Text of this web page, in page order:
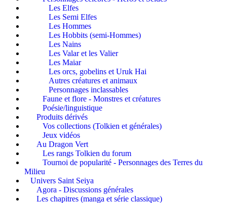
Les Elfes
Les Semi Elfes
Les Hommes
Les Hobbits (semi-Hommes)
Les Nains
Les Valar et les Valier
Les Maiar
Les orcs, gobelins et Uruk Hai
Autres créatures et animaux
Personnages inclassables
Faune et flore - Monstres et créatures
Poésie/linguistique
Produits dérivés
Vos collections (Tolkien et générales)
Jeux vidéos
Au Dragon Vert
Les rangs Tolkien du forum
Tournoi de popularité - Personnages des Terres du
Milieu
Univers Saint Seiya
Agora - Discussions générales
Les chapitres (manga et série classique)